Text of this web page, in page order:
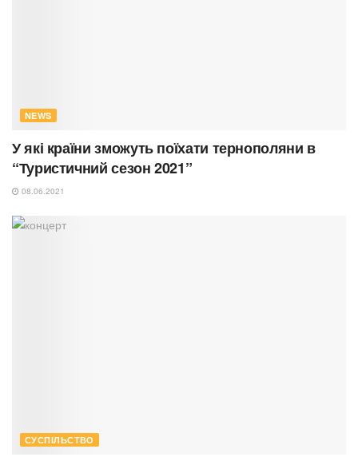
NEWS
У які країни зможуть поїхати тернополяни в
“Туристичний сезон 2021”
08.06.2021
СУСПІЛЬСТВО